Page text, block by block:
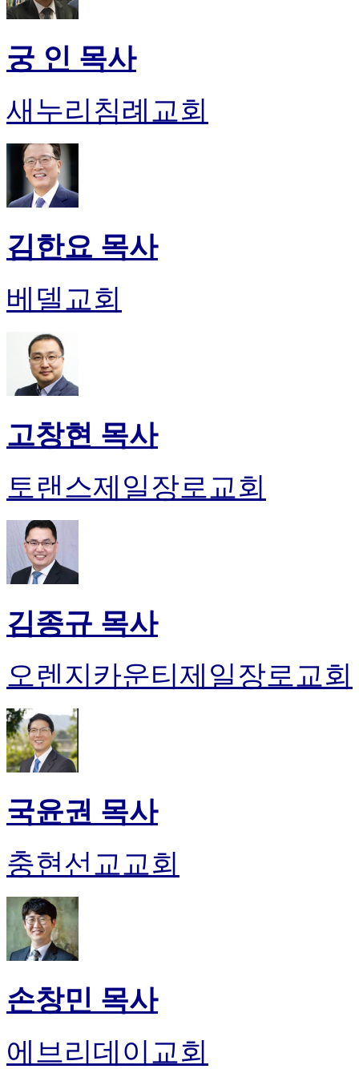
궁 인 목사
새누리침례교회
김한요 목사
베델교회
고창현 목사
토랜스제일장로교회
김종규 목사
오렌지카운티제일장로교회
국윤권 목사
충현선교교회
손창민 목사
에브리데이교회